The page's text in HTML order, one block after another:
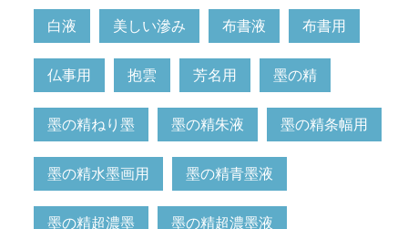
白液 美しい滲み 布書液 布書用
仏事用 抱雲 芳名用 墨の精
墨の精ねり墨 墨の精朱液 墨の精条幅用
墨の精水墨画用 墨の精青墨液
墨の精超濃墨 墨の精超濃墨液